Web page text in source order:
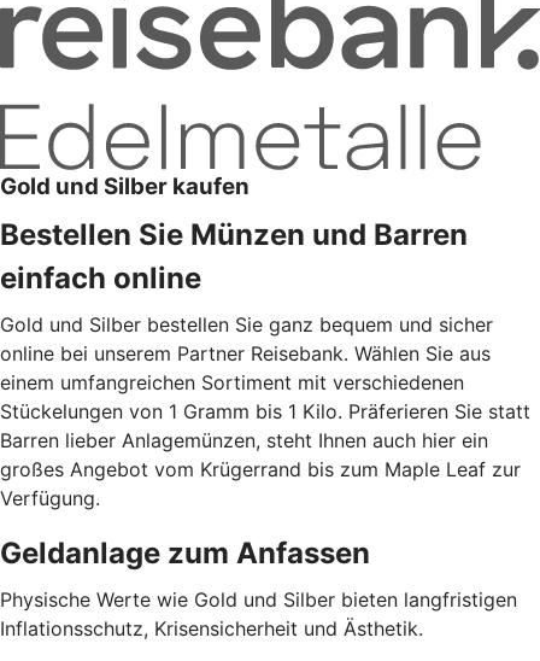
Gold und Silber kaufen
Bestellen Sie Münzen und Barren
einfach online
Gold und Silber bestellen Sie ganz bequem und sicher
online bei unserem Partner Reisebank. Wählen Sie aus
einem umfangreichen Sortiment mit verschiedenen
Stückelungen von 1 Gramm bis 1 Kilo. Präferieren Sie statt
Barren lieber Anlagemünzen, steht Ihnen auch hier ein
großes Angebot vom Krügerrand bis zum Maple Leaf zur
Verfügung.
Geldanlage zum Anfassen
Physische Werte wie Gold und Silber bieten langfristigen
Inflationsschutz, Krisensicherheit und Ästhetik.